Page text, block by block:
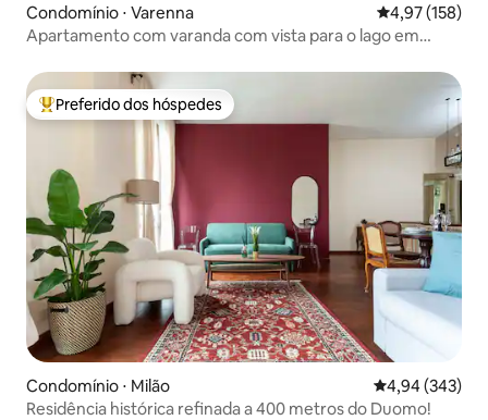
Condomínio ⋅ Varenna 4,97 de uma
4,97 (158)
Apartamento com varanda com vista para o lago em
Entre os melhores preferidos dos hóspedes
Preferido dos hóspedes
Condomínio ⋅ Milão 4,94 de uma
4,94 (343)
Residência histórica refinada a 400 metros do Duomo!